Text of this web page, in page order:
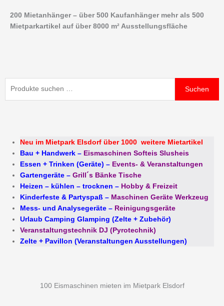
Inhalt
springen
200 Mietanhänger – über 500 Kaufanhänger mehr als 500
Mietparkartikel auf über 8000 m² Ausstellungsfläche
Suchen
Neu im Mietpark Elsdorf über 1000 weitere Mietartikel
Bau + Handwerk – Eismaschinen Softeis Slusheis
Essen + Trinken (Geräte) – Events- & Veranstaltungen
Gartengeräte – Grill´s Bänke Tische
Heizen – kühlen – trocknen – Hobby & Freizeit
Kinderfeste & Partyspaß – Maschinen Geräte Werkzeug
Mess- und Analysegeräte – Reinigungsgeräte
Urlaub Camping Glamping (Zelte + Zubehör)
Veranstaltungstechnik DJ (Pyrotechnik)
Zelte + Pavillon (Veranstaltungen Ausstellungen)
100 Eismaschinen mieten im Mietpark Elsdorf